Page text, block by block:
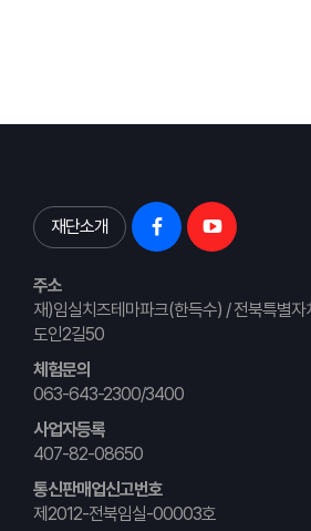
재단소개
주소
재)임실치즈테마파크(한득수) / 전북특별자
도인2길50
체험문의
063-643-2300/3400
사업자등록
407-82-08650
통신판매업신고번호
제2012-전북임실-00003호